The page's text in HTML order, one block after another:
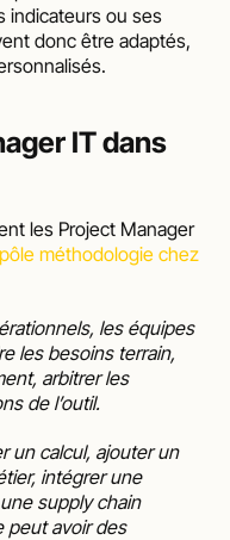
indicateurs ou ses
donc être adaptés,
IT dans
les Project Manager
méthodologie chez
les équipes
les besoins terrain,
arbitrer les
de l’outil.
un calcul, ajouter un
intégrer une
supply chain
peut avoir des